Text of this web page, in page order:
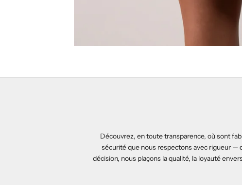
Découvrez, en toute transparence, où sont
sécurité que nous respectons avec rigueur —
décision, nous plaçons la qualité, la loyauté